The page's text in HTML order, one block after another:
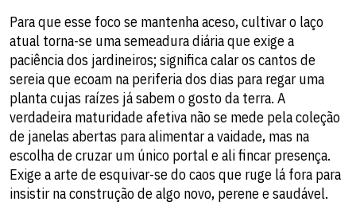
​Para que esse foco se mantenha aceso, cultivar o laço
atual torna-se uma semeadura diária que exige a
paciência dos jardineiros; significa calar os cantos de
sereia que ecoam na periferia dos dias para regar uma
planta cujas raízes já sabem o gosto da terra. A
verdadeira maturidade afetiva não se mede pela coleção
de janelas abertas para alimentar a vaidade, mas na
escolha de cruzar um único portal e ali fincar presença.
Exige a arte de esquivar-se do caos que ruge lá fora para
insistir na construção de algo novo, perene e saudável.